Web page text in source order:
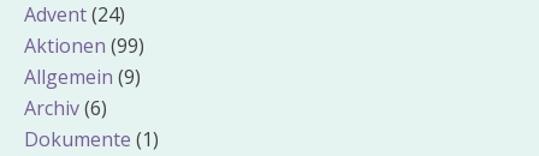
Advent(24)
Aktionen (99)
Allgemein (9)
Archiv(6)
Dokumente (1)